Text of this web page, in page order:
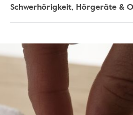
Schwerhörigkeit, Hörgeräte &